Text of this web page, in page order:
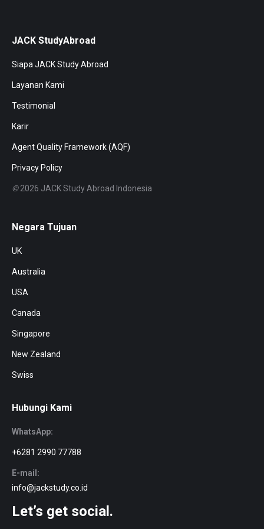
JACK StudyAbroad
Siapa JACK Study Abroad
Layanan Kami
Testimonial
Karir
Agent Quality Framework (AQF)
Privacy Policy
©2026 JACK Study Abroad Indonesia
Negara Tujuan
UK
Australia
USA
Canada
Singapore
New Zealand
Swiss
Hubungi Kami
WhatsApp:
+6281 2990 77788
E-mail:
info@jackstudy.co.id
Let’s get social.